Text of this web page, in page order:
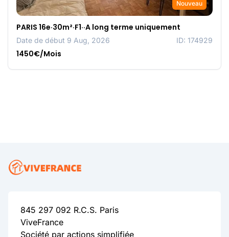
Nouveau
PARIS 16e·30m²·F1··A long terme uniquement
Date de début 9 Aug, 2026 ID: 174929
1450€/Mois
845 297 092 R.C.S. Paris
ViveFrance
Société par actions simplifiée